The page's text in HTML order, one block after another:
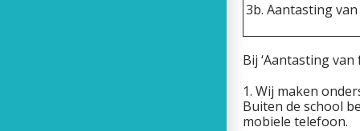
3b. Aantasting
Bij ‘Aantasting
1. Wij maken
Buiten de school
mobiele telefoon.